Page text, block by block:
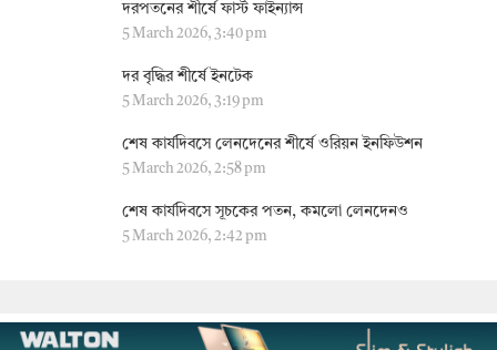
দরপতনের শীর্ষে ফার্স্ট ফাইন্যান্স
5 March 2026, 3:40 pm
দর বৃদ্ধির শীর্ষে ইনটেক
5 March 2026, 3:19 pm
শেষ কার্যদিবসে লেনদেনের শীর্ষে ওরিয়ন ইনফিউশন
5 March 2026, 2:58 pm
শেষ কার্যদিবসে সূচকের পতন, কমলো লেনদেনও
5 March 2026, 2:42 pm